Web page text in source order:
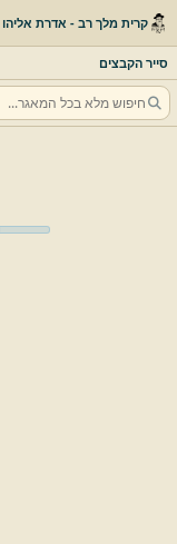
קרית מלך רב - אדרת אליהו
סייר הקבצים